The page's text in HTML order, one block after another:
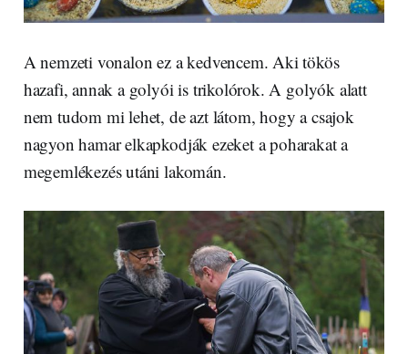
A nemzeti vonalon ez a kedvencem. Aki tökös
hazafi, annak a golyói is trikolórok. A golyók alatt
nem tudom mi lehet, de azt látom, hogy a csajok
nagyon hamar elkapkodják ezeket a poharakat a
megemlékezés utáni lakomán.